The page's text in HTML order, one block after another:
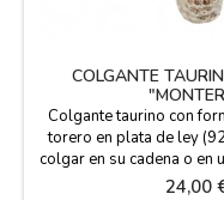
COLGANTE
Colgante taurino con
torero en plata de ley
colgar en su cadena o en
en España. Medida:
Precio
24,00